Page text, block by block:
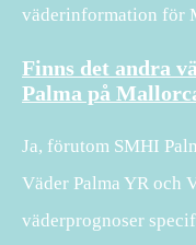
väderinformation för
Finns det andra
Palma på
Ja, förutom SMHI
Väder Palma YR och
väderprognoser